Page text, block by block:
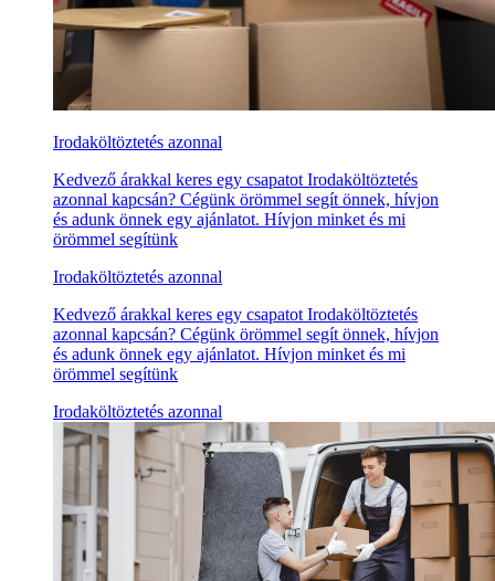
Irodaköltöztetés azonnal
Kedvező árakkal keres egy csapatot Irodaköltöztetés
azonnal kapcsán? Cégünk örömmel segít önnek, hívjon
és adunk önnek egy ajánlatot. Hívjon minket és mi
örömmel segítünk
Irodaköltöztetés azonnal
Kedvező árakkal keres egy csapatot Irodaköltöztetés
azonnal kapcsán? Cégünk örömmel segít önnek, hívjon
és adunk önnek egy ajánlatot. Hívjon minket és mi
örömmel segítünk
Irodaköltöztetés azonnal